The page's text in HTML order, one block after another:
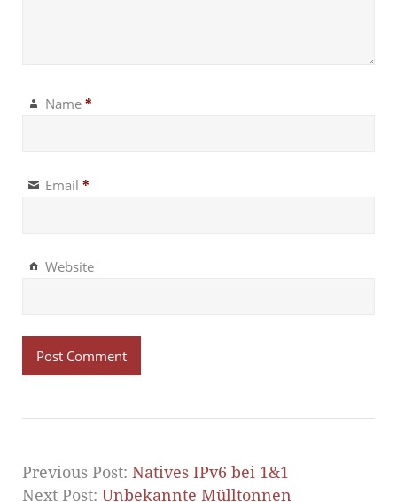
Name *
Email *
Website
Previous Post: Natives IPv6 bei 1&1
Next Post: Unbekannte Mülltonnen